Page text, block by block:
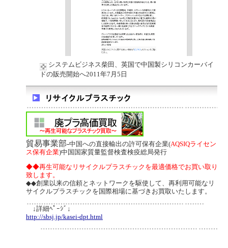
システムビジネス柴田、英国で中国製シリコンカーバイ
ドの販売開始へ2011年7月5日
貿易事業部-中国への直接輸出の許可保有企業(AQSIQライセン
ス保有企業)中国国家質量監督検査検疫総局発行
◆◆再生可能なリサイクルプラスチックを最適価格でお買い取り
致します。
◆◆創業以来の信頼とネットワークを駆使して、再利用可能なリ
サイクルプラスチックを国際相場に基づきお買取いたします。
↓詳細ﾍﾟｰｼﾞ↓
http://sbsj.jp/kasei-dpt.html